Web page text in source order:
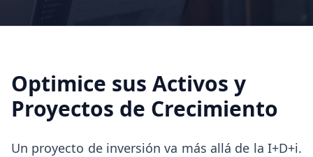
Optimice sus Activos y
Proyectos de Crecimiento
Un proyecto de inversión va más allá de la I+D+i.